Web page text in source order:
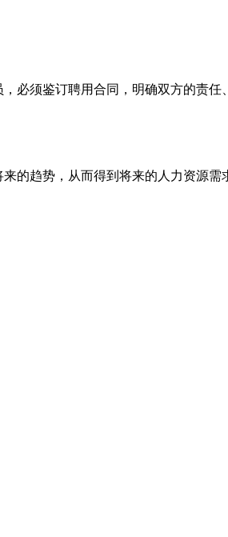
必须鉴订聘用合同，明确双方的责任
的趋势，从而得到将来的人力资源需